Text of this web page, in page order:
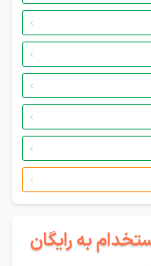
به رایگان